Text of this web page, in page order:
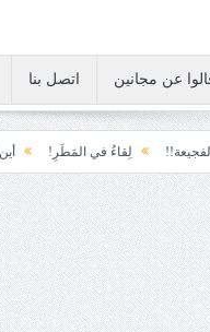
عن مجانين اتصل بنا
لِقاءُ في المَطَرِ! أين القيادة!!